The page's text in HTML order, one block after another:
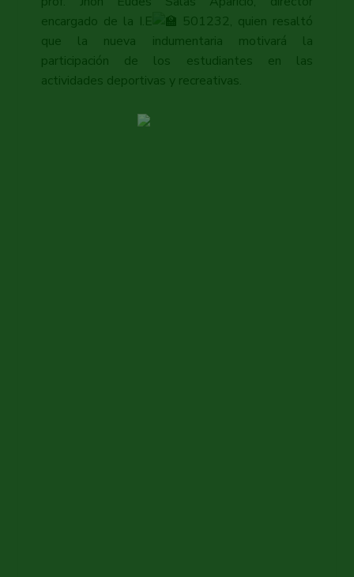
encargado de la I.E
501232, quien resaltó
que la nueva indumentaria motivará la
participación de los estudiantes en las
actividades deportivas y recreativas.